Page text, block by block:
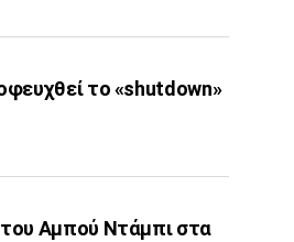
το «shutdown»
του Αμπού Ντάμπι στα